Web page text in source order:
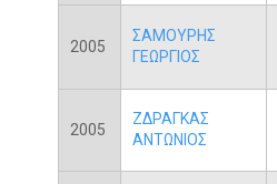
2005
ΣΑΜΟΥΡΗΣ
ΓΕΩΡΓΙΟΣ
2005
ΖΔΡΑΓΚΑΣ
ΑΝΤΩΝΙΟΣ